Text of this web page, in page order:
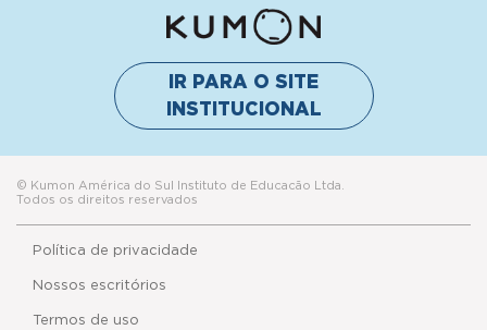
IR PARA O SITE
INSTITUCIONAL
© Kumon América do Sul Instituto de Educacão Ltda.
Todos os direitos reservados
Política de privacidade
Termos de uso
Nossos escritórios